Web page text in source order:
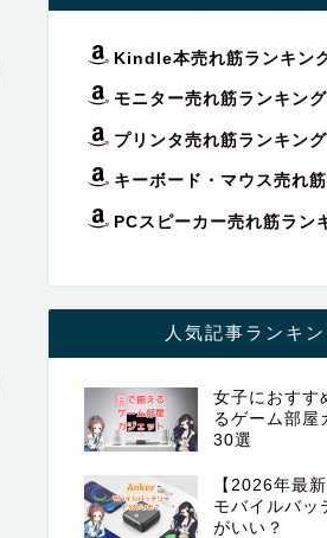
Kindle本売れ筋ランキン
モニター売れ筋ランキング
プリンタ売れ筋ランキング
キーボード・マウス売れ
PCスピーカー売れ筋ラン
人気記事ランキ
女子におすす
るゲーム部屋
30選
【2026年最
モバイルバッ
がいい？